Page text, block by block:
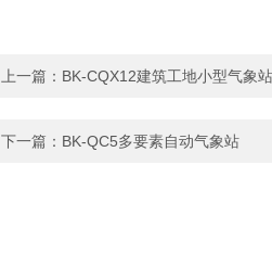
上一篇： BK-CQX12建筑工地小型气象站
下一篇： BK-QC5多要素自动气象站